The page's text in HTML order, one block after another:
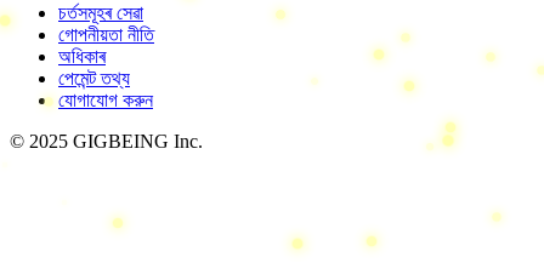
চৰ্তসমূহৰ সেৱা
গোপনীয়তা নীতি
অধিকাৰ
পেমেন্ট তথ্য
যোগাযোগ করুন
© 2025 GIGBEING Inc.